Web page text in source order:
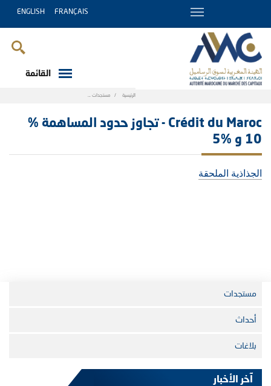
FRANÇAIS
ENGLISH
القائمة
الرئيسية مستجدات
Crédit du Maroc - تجاوز حدود المساهمة %
10 و %5
الجذاذية الملحقة
مستجدات
أحداث
بلاغات
آخر الأخبار